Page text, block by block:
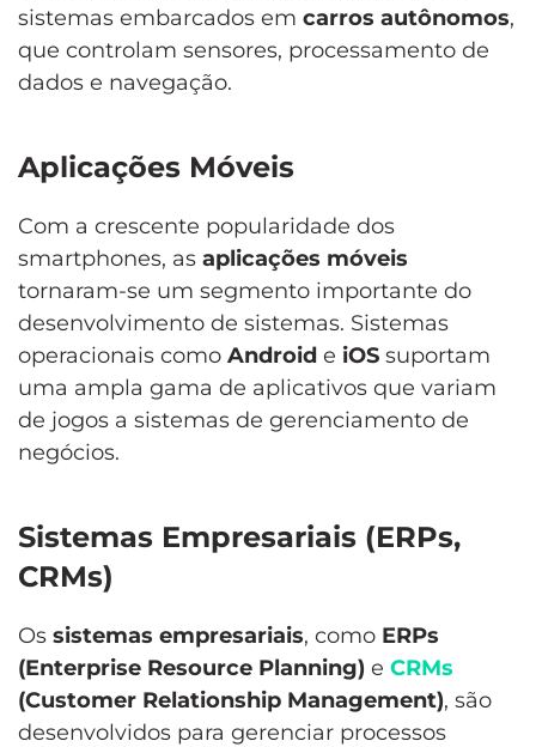
sistemas embarcados em carros autônomos,
que controlam sensores, processamento de
dados e navegação.
Aplicações Móveis
Com a crescente popularidade dos
smartphones, as aplicações móveis
tornaram-se um segmento importante do
desenvolvimento de sistemas. Sistemas
operacionais como Android e iOS suportam
uma ampla gama de aplicativos que variam
de jogos a sistemas de gerenciamento de
negócios.
Sistemas Empresariais (ERPs,
CRMs)
Os sistemas empresariais, como ERPs
(Enterprise Resource Planning) e CRMs
(Customer Relationship Management), são
desenvolvidos para gerenciar processos